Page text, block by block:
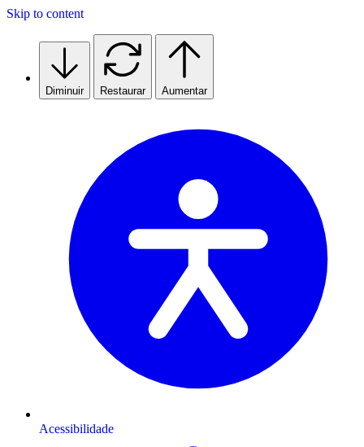
Skip to content
Diminuir Restaurar Aumentar
Acessibilidade